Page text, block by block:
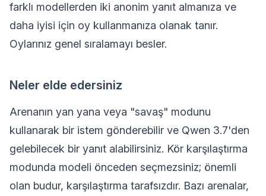
farklı modellerden iki anonim yanıt almanıza ve
daha iyisi için oy kullanmanıza olanak tanır.
Oylarınız genel sıralamayı besler.
Neler elde edersiniz
Arenanın yan yana veya "savaş" modunu
kullanarak bir istem gönderebilir ve Qwen 3.7'den
gelebilecek bir yanıt alabilirsiniz. Kör karşılaştırma
modunda modeli önceden seçmezsiniz; önemli
olan budur, karşılaştırma tarafsızdır. Bazı arenalar,